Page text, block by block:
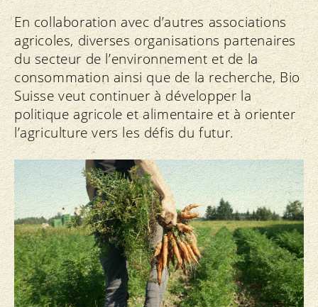
En collaboration avec d’autres associations
agricoles, diverses organisations partenaires
du secteur de l’environnement et de la
consommation ainsi que de la recherche, Bio
Suisse veut continuer à développer la
politique agricole et alimentaire et à orienter
l’agriculture vers les défis du futur.